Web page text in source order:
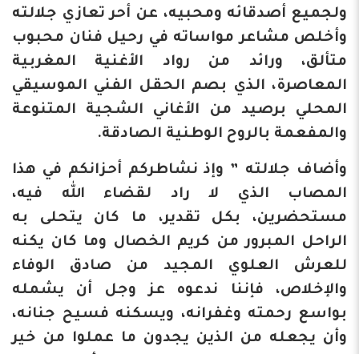
ولجميع أصدقائه ومحبيه، عن أحر تعازي جلالته
وأخلص مشاعر مواساته في رحيل فنان محبوب
متألق، ورائد من رواد الأغنية المغربية
المعاصرة، الذي بصم الحقل الفني الموسيقي
المحلي برصيد من الأغاني الشجية المتنوعة
والمفعمة بالروح الوطنية الصادقة.
وأضاف جلالته ” وإذ نشاطركم أحزانكم في هذا
المصاب الذي لا راد لقضاء الله فيه،
مستحضرين، بكل تقدير، ما كان يتحلى به
الراحل المبرور من كريم الخصال وما كان يكنه
للعرش العلوي المجيد من صادق الوفاء
والإخلاص، فإننا ندعوه عز وجل أن يشمله
بواسع رحمته وغفرانه، ويسكنه فسيح جنانه،
وأن يجعله من الذين يجدون ما عملوا من خير